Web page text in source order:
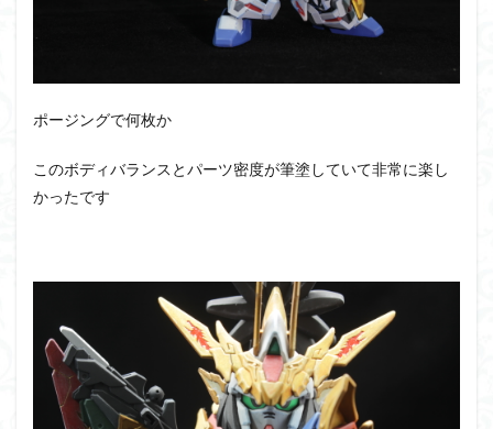
ポージングで何枚か
このボディバランスとパーツ密度が筆塗していて非常に楽し
かったです